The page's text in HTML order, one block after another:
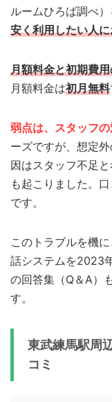
ルームひろば調べ
安く利用したい人
月額料金と初期費
月額料金は初月無料
弱点は、スタッフ
ーズですが、想定
因はスタッフ不足
も起こりました。
です。
このトラブルを機
話システムを2023
の回答集（Q＆A）
す。
東武練馬駅周
コミ